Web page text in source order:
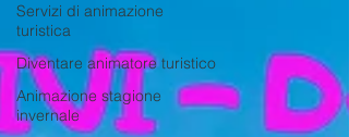
Servizi di animazione
turistica
Diventare animatore turistico
Animazione stagione
invernale